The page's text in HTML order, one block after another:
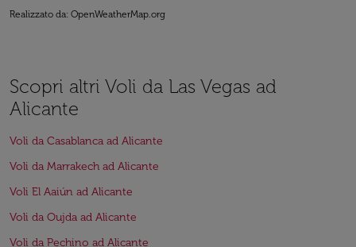
Realizzato da: OpenWeatherMap.org
Scopri altri Voli da Las Vegas ad
Alicante
Voli da Casablanca ad Alicante
Voli da Marrakech ad Alicante
Voli El Aaiún ad Alicante
Voli da Oujda ad Alicante
Voli da Pechino ad Alicante